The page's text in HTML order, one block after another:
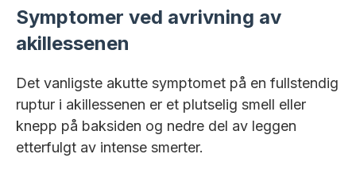
Symptomer ved avrivning av
akillessenen
Det vanligste akutte symptomet på en fullstendig
ruptur i akillessenen er et plutselig smell eller
knepp på baksiden og nedre del av leggen
etterfulgt av intense smerter.